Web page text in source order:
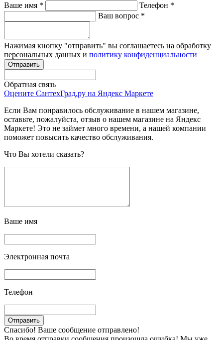
Ваше имя * Телефон *
Ваш вопрос *
Нажимая кнопку "отправить" вы соглашаетесь на обработку
персональных данных и политику конфиденциальности
Обратная связь
Оцените СантехГрад.ру на Яндекс Маркете
Если Вам понравилось обслуживание в нашем магазине,
оставьте, пожалуйста, отзыв о нашем магазине на Яндекс
Маркете! Это не займет много времени, а нашей компании
поможет повысить качество обслуживания.
Что Вы хотели сказать?
Ваше имя
Электронная почта
Телефон
Спасибо! Ваше сообщение отправлено!